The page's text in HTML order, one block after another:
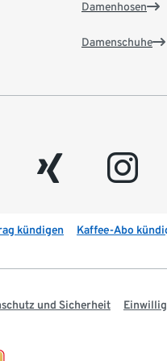
Damenhosen
Damenschuhe
xing instagram
kündigen Kaffee-Abo
und Sicherheit